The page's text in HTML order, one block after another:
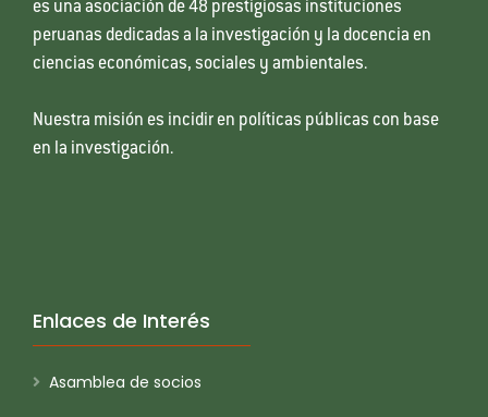
es una asociación de 48 prestigiosas instituciones
peruanas dedicadas a la investigación y la docencia en
ciencias económicas, sociales y ambientales.
Nuestra misión es incidir en políticas públicas con base
en la investigación.
Enlaces de Interés
Asamblea de socios